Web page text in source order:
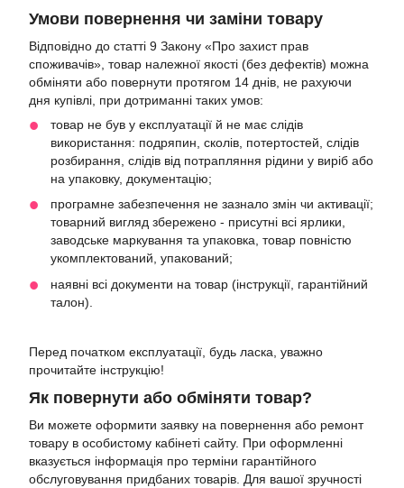
Умови повернення чи заміни товару
Відповідно до статті 9 Закону «Про захист прав
споживачів», товар належної якості (без дефектів) можна
обміняти або повернути протягом 14 днів, не рахуючи
дня купівлі, при дотриманні таких умов:
товар не був у експлуатації й не має слідів
використання: подряпин, сколів, потертостей, слідів
розбирання, слідів від потрапляння рідини у виріб або
на упаковку, документацію;
програмне забезпечення не зазнало змін чи активації;
товарний вигляд збережено - присутні всі ярлики,
заводське маркування та упаковка, товар повністю
укомплектований, упакований;
наявні всі документи на товар (інструкції, гарантійний
талон).
Перед початком експлуатації, будь ласка, уважно
прочитайте інструкцію!
Як повернути або обміняти товар?
Ви можете оформити заявку на повернення або ремонт
товару в особистому кабінеті сайту. При оформленні
вказується інформація про терміни гарантійного
обслуговування придбаних товарів. Для вашої зручності